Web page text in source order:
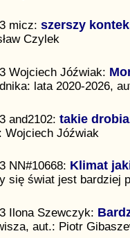
micz: szerszy
Czylek
Wojciech Jóźwiak:
lata 2020-2026,
and2102: takie
Wojciech Jóźwiak
NN#10668: Klimat
się świat jest bardziej
Ilona Szewczyk:
aut.: Piotr